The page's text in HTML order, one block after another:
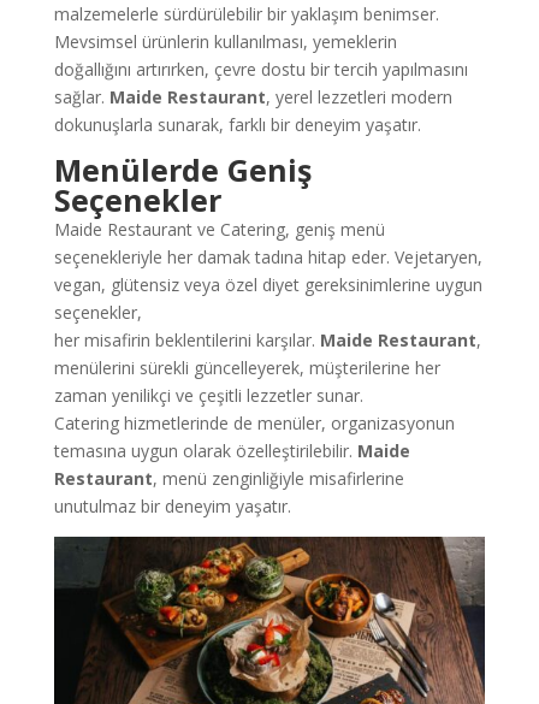
malzemelerle sürdürülebilir bir yaklaşım benimser.
Mevsimsel ürünlerin kullanılması, yemeklerin
doğallığını artırırken, çevre dostu bir tercih yapılmasını
sağlar. Maide Restaurant, yerel lezzetleri modern
dokunuşlarla sunarak, farklı bir deneyim yaşatır.
Menülerde Geniş
Seçenekler
Maide Restaurant ve Catering, geniş menü
seçenekleriyle her damak tadına hitap eder. Vejetaryen,
vegan, glütensiz veya özel diyet gereksinimlerine uygun
seçenekler,
her misafirin beklentilerini karşılar. Maide Restaurant,
menülerini sürekli güncelleyerek, müşterilerine her
zaman yenilikçi ve çeşitli lezzetler sunar.
Catering hizmetlerinde de menüler, organizasyonun
temasına uygun olarak özelleştirilebilir. Maide
Restaurant, menü zenginliğiyle misafirlerine
unutulmaz bir deneyim yaşatır.